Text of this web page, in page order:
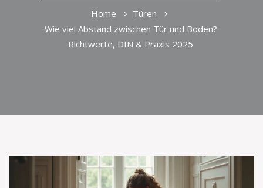
Home
Türen
Wie viel Abstand zwischen Tür und Boden?
Richtwerte, DIN & Praxis 2025